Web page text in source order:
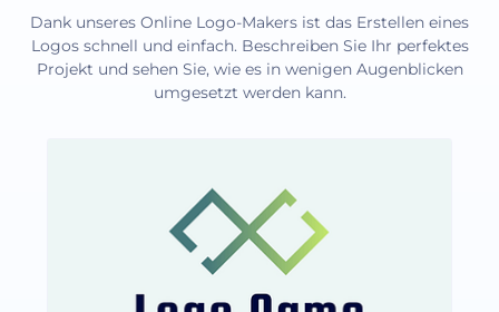
Dank unseres Online Logo-Makers ist das Erstellen eines
Logos schnell und einfach. Beschreiben Sie Ihr perfektes
Projekt und sehen Sie, wie es in wenigen Augenblicken
umgesetzt werden kann.